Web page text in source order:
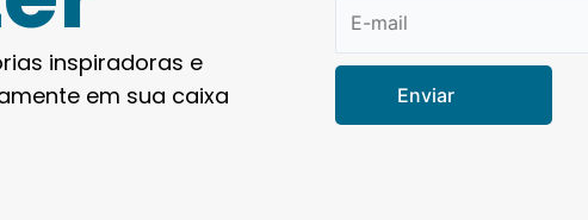
inspiradoras e
em sua caixa
Enviar